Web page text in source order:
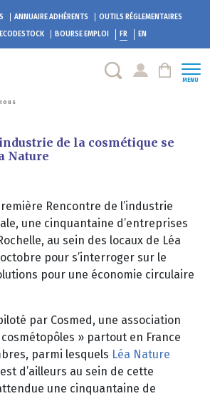
ANNUAIRE ADHÉRENTS
OUTILS RÉGLEMENTAIRES
ECODESTOCK BOURSE EMPLOI FR EN
MENU
de la cosmétique se
Nature
Rencontre de l’industrie
une cinquantaine d’entreprises
au sein des locaux de Léa
pour s’interroger sur le
pour une économie circulaire
par Cosmed, une association
» partout en France
parmi lesquels Léa Nature
d’ailleurs au sein de cette
une cinquantaine de